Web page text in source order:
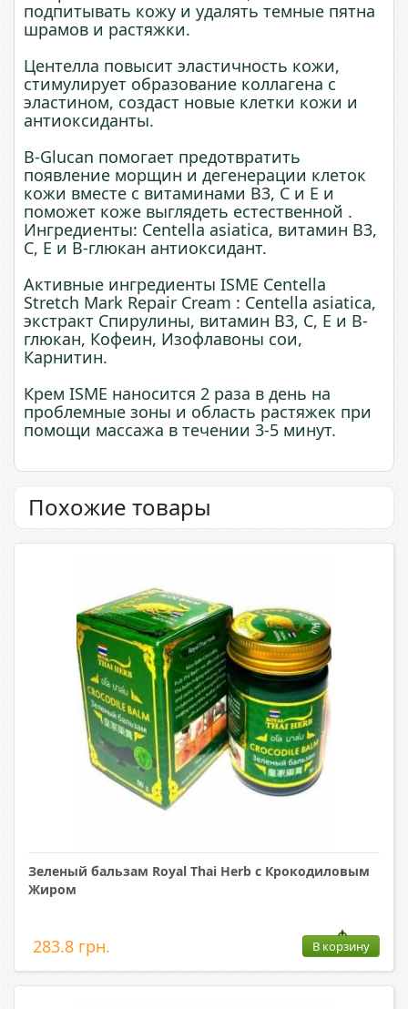
подпитывать кожу и удалять темные пятна
шрамов и растяжки.
Центелла повысит эластичность кожи,
стимулирует образование коллагена с
эластином, создаст новые клетки кожи и
антиоксиданты.
B-Glucan помогает предотвратить
появление морщин и дегенерации клеток
кожи вместе с витаминами B3, C и E и
поможет коже выглядеть естественной .
Ингредиенты: Centella asiatica, витамин B3,
C, E и B-глюкан антиоксидант.
Активные ингредиенты ISME Centella
Stretch Mark Repair Cream : Centella asiatica,
экстракт Спирулины, витамин B3, C, E и B-
глюкан, Кофеин, Изофлавоны сои,
Карнитин.
Крем ISME наносится 2 раза в день на
проблемные зоны и область растяжек при
помощи массажа в течении 3-5 минут.
Похожие товары
Зеленый бальзам Royal Thai Herb с Крокодиловым
Жиром
283.8 грн. В корзину